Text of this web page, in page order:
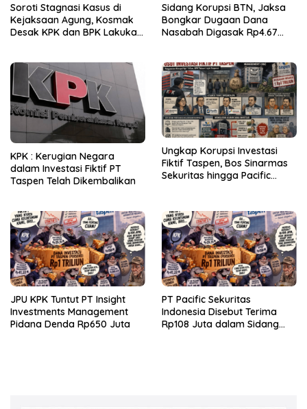
Soroti Stagnasi Kasus di
Kejaksaan Agung, Kosmak
Desak KPK dan BPK Lakukan
Sidang Korupsi BTN, Jaksa
Bongkar Dugaan Dana
Nasabah Digasak Rp4.67
KPK : Kerugian Negara
dalam Investasi Fiktif PT
Taspen Telah Dikembalikan
Ungkap Korupsi Investasi
Fiktif Taspen, Bos Sinarmas
Sekuritas hingga Pacific
JPU KPK Tuntut PT Insight
Investments Management
Pidana Denda Rp650 Juta
PT Pacific Sekuritas
Indonesia Disebut Terima
Rp108 Juta dalam Sidang